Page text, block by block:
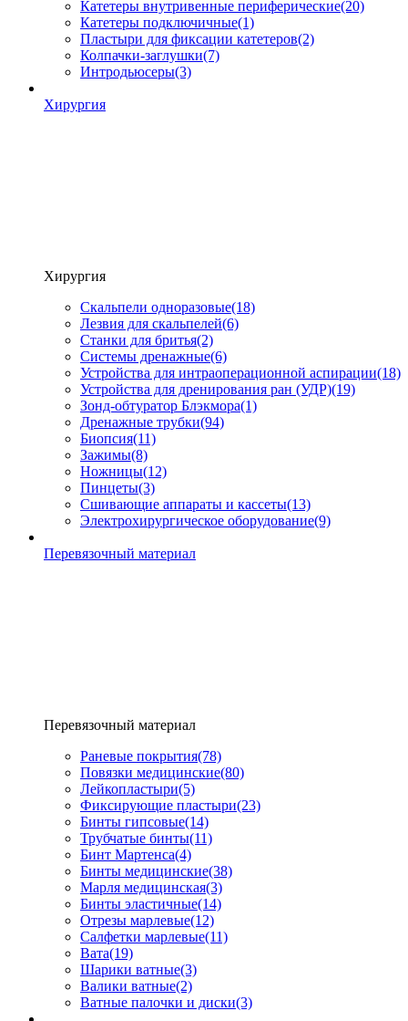
Катетеры внутривенные периферические(20)
Катетеры подключичные(1)
Пластыри для фиксации катетеров(2)
Колпачки-заглушки(7)
Интродьюсеры(3)
Хирургия
Хирургия
Скальпели одноразовые(18)
Лезвия для скальпелей(6)
Станки для бритья(2)
Системы дренажные(6)
Устройства для интраоперационной аспирации(18)
Устройства для дренирования ран (УДР)(19)
Зонд-обтуратор Блэкмора(1)
Дренажные трубки(94)
Биопсия(11)
Зажимы(8)
Ножницы(12)
Пинцеты(3)
Сшивающие аппараты и кассеты(13)
Электрохирургическое оборудование(9)
Перевязочный материал
Перевязочный материал
Раневые покрытия(78)
Повязки медицинские(80)
Лейкопластыри(5)
Фиксирующие пластыри(23)
Бинты гипсовые(14)
Трубчатые бинты(11)
Бинт Мартенса(4)
Бинты медицинские(38)
Марля медицинская(3)
Бинты эластичные(14)
Отрезы марлевые(12)
Салфетки марлевые(11)
Вата(19)
Шарики ватные(3)
Валики ватные(2)
Ватные палочки и диски(3)